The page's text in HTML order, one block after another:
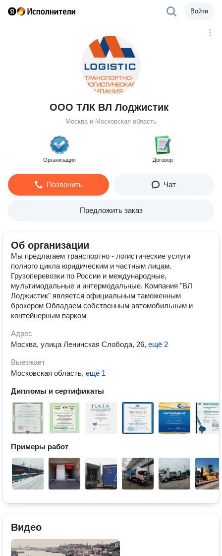
Войти
ООО ТЛК ВЛ Лоджистик
Москва и Московская область
Организация Договор
Позвонить Чат
Предложить заказ
Об организации
Мы предлагаем транспортно - логистические услуги
полного цикла юридическим и частным лицам.
Грузоперевозки по России и международные,
мультимодальные и интермодальные. Компания "ВЛ
Лоджистик" является официальным таможенным
брокером Обладаем собственным автомобильным и
контейнерным парком
Адрес
Москва, улица Ленинская Слобода, 26, ещё 2
Выезжает
Московская область, ещё 1
Дипломы и сертификаты
Примеры работ
Видео